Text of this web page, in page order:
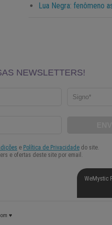
Lua Negra: fenômeno
WeMystic
♥